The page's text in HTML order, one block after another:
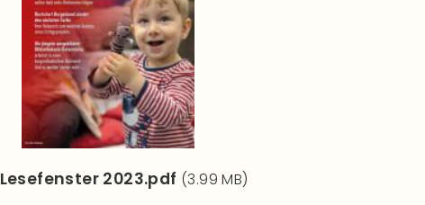
Lesefenster 2023.pdf (3.99 MB)